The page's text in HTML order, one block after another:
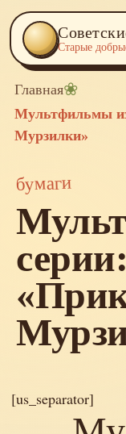
Старые
Главная❀
Мультфильмы
Мурзилки»
бумаги
серии:
[us_separator]